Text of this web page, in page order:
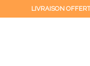
LIVRAISON